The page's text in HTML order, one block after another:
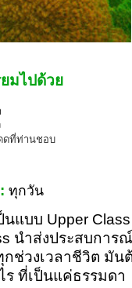
มไปด้วย
ดที่ท่านชอบ
ทุกวัน
นแบบ Upper
นำส่งประสบการ
ช่วงเวลาชีวิต มัน
ร ที่เป็นแค่ธรรมดา